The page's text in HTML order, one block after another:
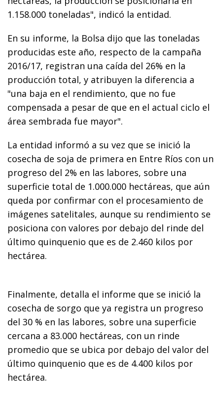
1.158.000 toneladas", indicó la entidad.
En su informe, la Bolsa dijo que las toneladas
producidas este año, respecto de la campaña
2016/17, registran una caída del 26% en la
producción total, y atribuyen la diferencia a
"una baja en el rendimiento, que no fue
compensada a pesar de que en el actual ciclo el
área sembrada fue mayor".
La entidad informó a su vez que se inició la
cosecha de soja de primera en Entre Ríos con un
progreso del 2% en las labores, sobre una
superficie total de 1.000.000 hectáreas, que aún
queda por confirmar con el procesamiento de
imágenes satelitales, aunque su rendimiento se
posiciona con valores por debajo del rinde del
último quinquenio que es de 2.460 kilos por
hectárea.
Finalmente, detalla el informe que se inició la
cosecha de sorgo que ya registra un progreso
del 30 % en las labores, sobre una superficie
cercana a 83.000 hectáreas, con un rinde
promedio que se ubica por debajo del valor del
último quinquenio que es de 4.400 kilos por
hectárea.